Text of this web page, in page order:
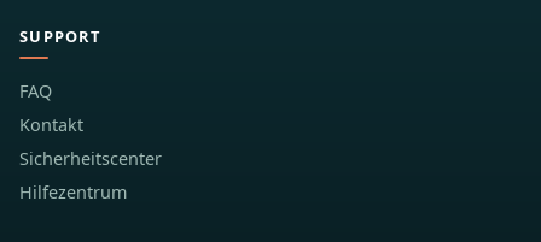
SUPPORT
FAQ
Kontakt
Sicherheitscenter
Hilfezentrum